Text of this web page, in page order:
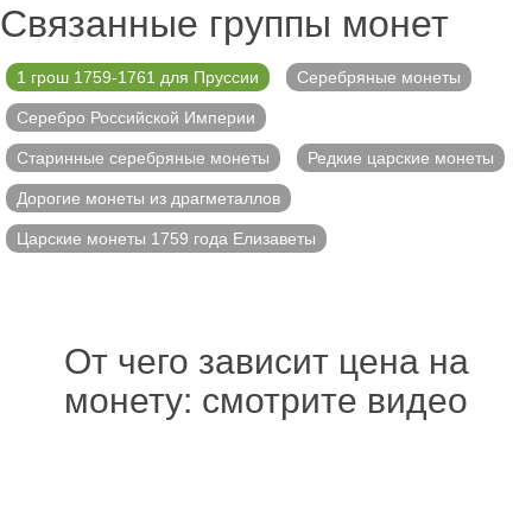
Связанные группы монет
1 грош 1759-1761 для Пруссии Серебряные монеты
Серебро Российской Империи
Старинные серебряные монеты Редкие царские монеты
Дорогие монеты из драгметаллов
Царские монеты 1759 года Елизаветы
От чего зависит цена на
монету: смотрите видео